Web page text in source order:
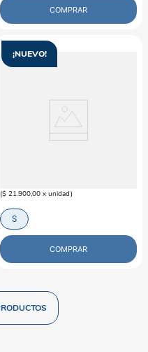
COMPRAR
¡NUEVO!
($ 21.900,00 x unidad)
S
COMPRAR